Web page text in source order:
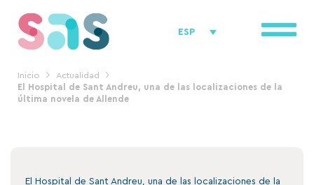
contenido
ESP
Inicio
Actualidad
El Hospital de Sant Andreu, una de las localizaciones de la
última novela de Allende
El Hospital de Sant Andreu, una de las localizaciones de la